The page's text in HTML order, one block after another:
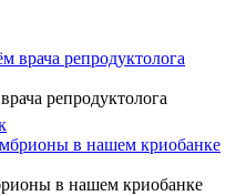
репродуктолога
в нашем криобанке